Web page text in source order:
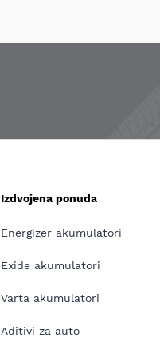
Izdvojena ponuda
Energizer akumulatori
Exide akumulatori
Varta akumulatori
Aditivi za auto